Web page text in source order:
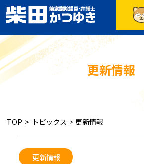
TOP
５つの政策
プロフィール
お知らせ
しばかつ通信
特別号
応援する
しばかつ目安箱
更新情報
TOP > トピックス > 更新情報
更新情報